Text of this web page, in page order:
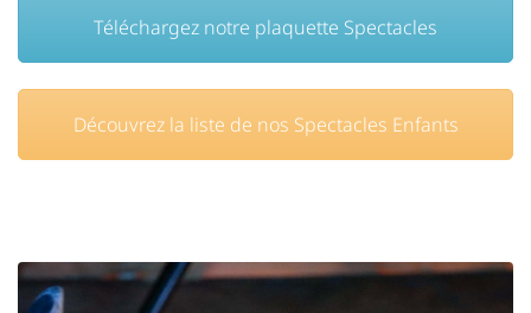
Téléchargez notre plaquette Spectacles
Découvrez la liste de nos Spectacles Enfants